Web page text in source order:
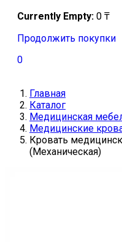
Currently Empty: 0 ₸
Продолжить покупки
0
Главная
Каталог
Медицинская
Медицинские
Кровать
(Механическая)